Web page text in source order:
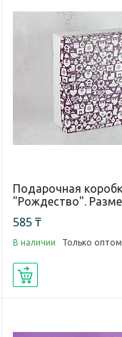
Подарочная
"Рождество".
585 ₸
В наличии Только оптом